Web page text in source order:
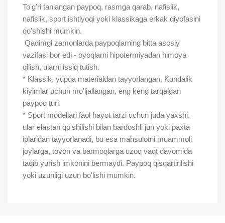
To'g'ri tanlangan paypoq, rasmga qarab, nafislik,
nafislik, sport ishtiyoqi yoki klassikaga erkak qiyofasini
qo'shishi mumkin.
Qadimgi zamonlarda paypoqlarning bitta asosiy
vazifasi bor edi - oyoqlarni hipotermiyadan himoya
qilish, ularni issiq tutish.
* Klassik, yupqa materialdan tayyorlangan. Kundalik
kiyimlar uchun mo'ljallangan, eng keng tarqalgan
paypoq turi.
* Sport modellari faol hayot tarzi uchun juda yaxshi,
ular elastan qo'shilishi bilan bardoshli jun yoki paxta
iplaridan tayyorlanadi, bu esa mahsulotni muammoli
joylarga, tovon va barmoqlarga uzoq vaqt davomida
taqib yurish imkonini bermaydi. Paypoq qisqartirilishi
yoki uzunligi uzun bo'lishi mumkin.